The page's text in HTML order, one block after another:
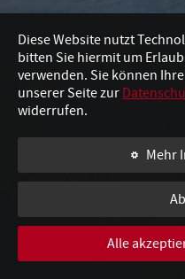
Diese Website nutzt
bitten Sie hiermit um
verwenden. Sie können
unserer Seite zur
widerrufen.
Mehr
Alle